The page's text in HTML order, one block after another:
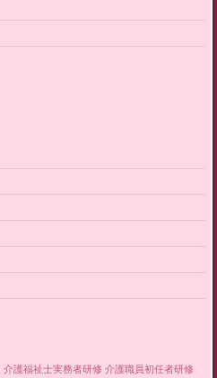
介護福祉士実務者研修 介護職員初任者研修